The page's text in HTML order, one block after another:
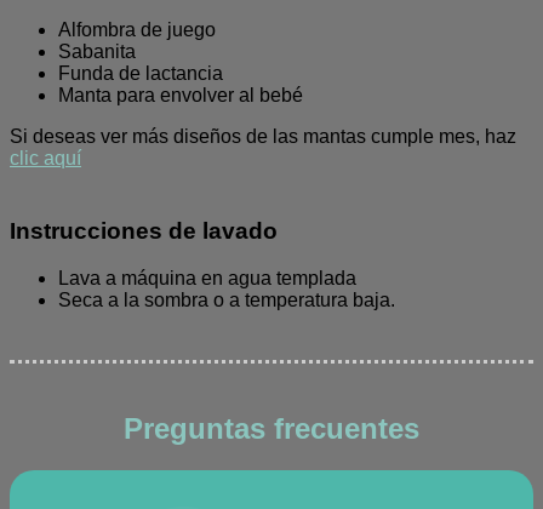
Alfombra de juego
Sabanita
Funda de lactancia
Manta para envolver al bebé
Si deseas ver más diseños de las mantas cumple mes, haz
clic aquí
Instrucciones de lavado
Lava a máquina en agua templada
Seca a la sombra o a temperatura baja.
Preguntas frecuentes